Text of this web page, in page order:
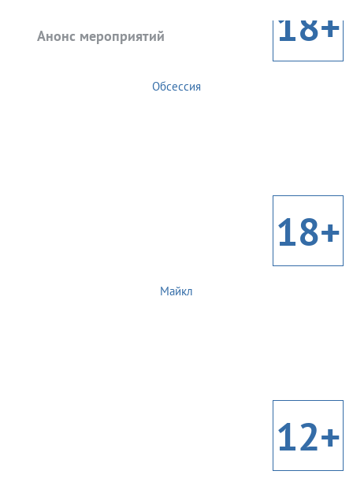
Анонс мероприятий 18+
Обсессия
18+
Майкл
12+